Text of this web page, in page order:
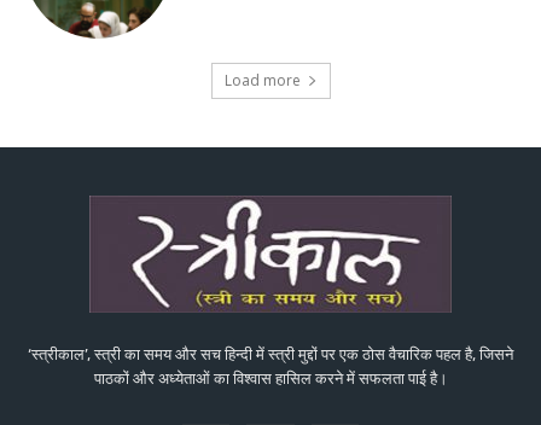
Load more
‘स्त्रीकाल’, स्त्री का समय और सच हिन्दी में स्त्री मुद्दों पर एक ठोस वैचारिक पहल है, जिसने
पाठकों और अध्येताओं का विश्वास हासिल करने में सफलता पाई है।